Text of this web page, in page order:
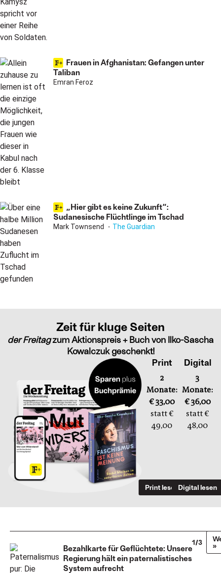
Frauen in Afghanistan: Gefangen unter
Taliban
Emran Feroz
„Hier gibt es keine Zukunft“:
Sudanesische Flüchtlinge im Tschad
Mark Townsend The Guardian
Zeit für kluge Seiten
der Freitagzum Aktionspreis + Buch von Ilko-Sascha
Kowalczuk geschenkt!
Print
2
Monate:
€ 33,00
statt €
49,00
Print lesen
Digital
3
Monate:
€ 36,00
statt €
48,00
Digital lesen
Bezahlkarte für Geflüchtete: Unsere
Regierung hält ein paternalistisches
System aufrecht
1/3
»